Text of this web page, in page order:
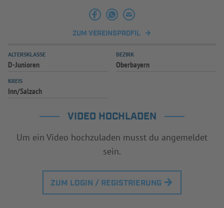
ZUM VEREINSPROFIL
ALTERSKLASSE
D-Junioren
BEZIRK
Oberbayern
KREIS
Inn/Salzach
VIDEO HOCHLADEN
Um ein Video hochzuladen musst du angemeldet
sein.
ZUM LOGIN / REGISTRIERUNG